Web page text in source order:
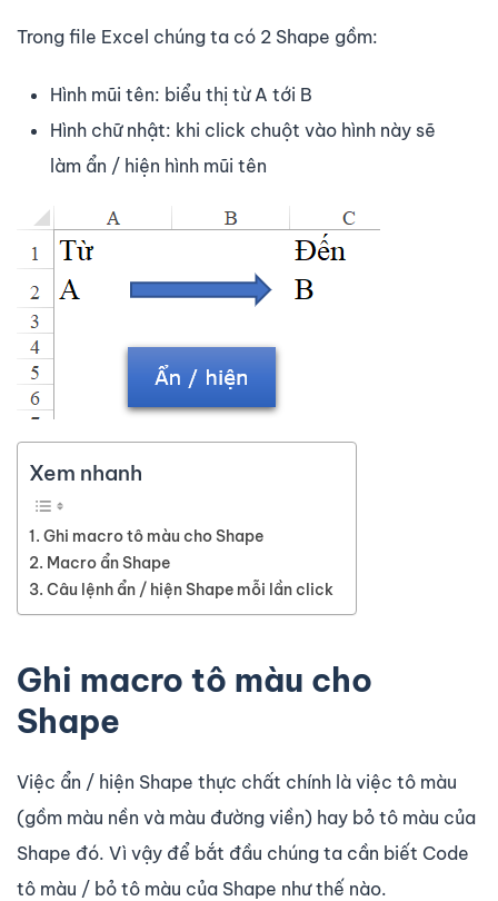
Trong file Excel chúng ta có 2 Shape gồm:
Hình mũi tên: biểu thị từ A tới B
Hình chữ nhật: khi click chuột vào hình này sẽ
làm ẩn / hiện hình mũi tên
Xem nhanh
Ghi macro tô màu cho Shape
Macro ẩn Shape
Câu lệnh ẩn / hiện Shape mỗi lần click
Ghi macro tô màu cho
Shape
Việc ẩn / hiện Shape thực chất chính là việc tô màu
(gồm màu nền và màu đường viền) hay bỏ tô màu của
Shape đó. Vì vậy để bắt đầu chúng ta cần biết Code
tô màu / bỏ tô màu của Shape như thế nào.